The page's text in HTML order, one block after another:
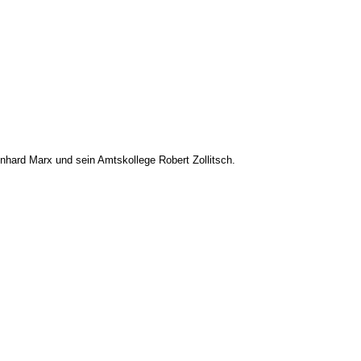
Marx und sein Amtskollege Robert Zollitsch.